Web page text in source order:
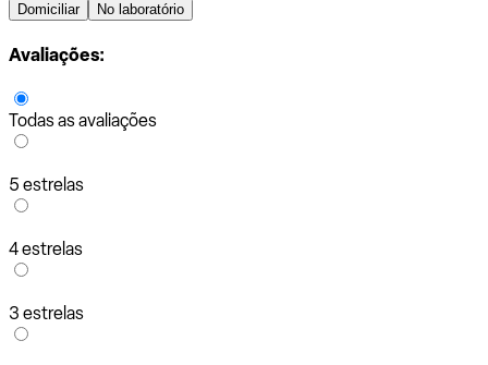
Domiciliar No laboratório
Avaliações:
Todas as avaliações
5 estrelas
4 estrelas
3 estrelas